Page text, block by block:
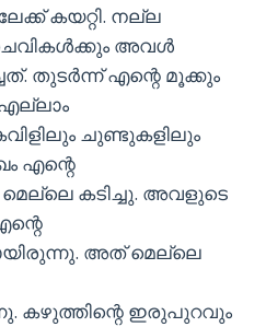
കയറ്റി. നല്ല
അവള്‍
തുടര്‍ന്ന് എന്റെ മൂക്കും
ചുണ്ടുകളിലും
എന്റെ
മെല്ലെ കടിച്ചു. അവളുടെ
അത് മെല്ലെ
കഴുത്തിന്റെ ഇരുപുറവും